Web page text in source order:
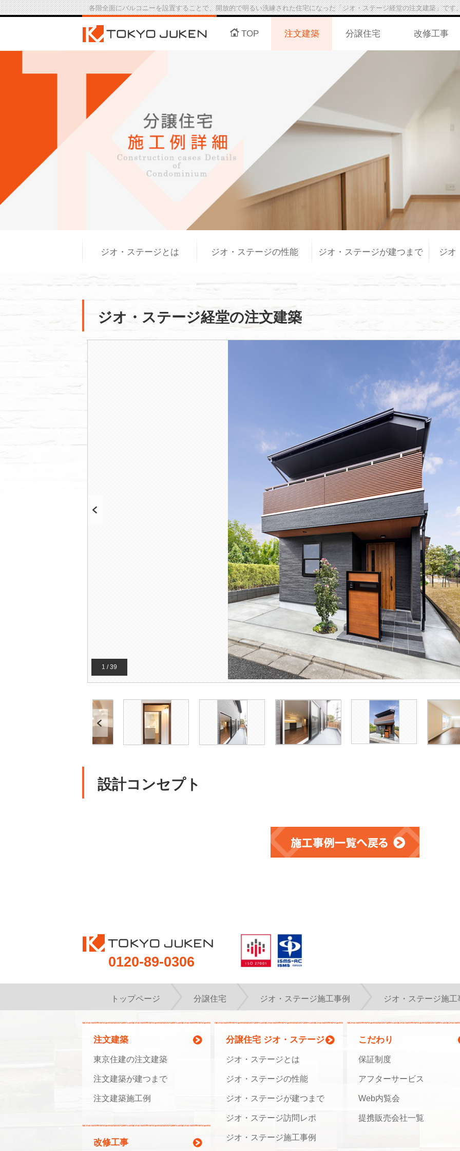
各階全面にバルコニーを設置することで、開放的で明るい洗練された住宅になった「ジオ・ステージ経堂の注文建築」です
TOP 注文建築 分譲住宅 改修工事
ジオ・ステージとは ジオ・ステージの性能 ジオ・ステージが建つまで ジオ
ジオ・ステージ経堂の注文建築
Previous
1 / 39
Previous
設計コンセプト
0120-89-0306
トップページ 分譲住宅 ジオ・ステージ施工事例 ジオ・ステージ施工
注文建築
東京住建の注文建築
注文建築が建つまで
注文建築施工例
改修工事
分譲住宅 ジオ・ステージ
ジオ・ステージとは
ジオ・ステージの性能
ジオ・ステージが建つまで
ジオ・ステージ訪問レポ
ジオ・ステージ施工事例
こだわり
保証制度
アフターサービス
Web内覧会
提携販売会社一覧